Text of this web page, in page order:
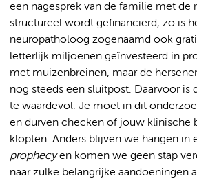
een nagesprek van de familie met de
structureel wordt gefinancierd, zo is
neuropatholoog zogenaamd ook
letterlijk miljoenen geïnvesteerd in
met muizenbreinen, maar de
nog steeds een sluitpost. Daarvoor is
te waardevol. Je moet in dit
en durven checken of jouw klinische
klopten. Anders blijven we hangen in
prophecyen komen we geen stap
naar zulke belangrijke aandoeningen